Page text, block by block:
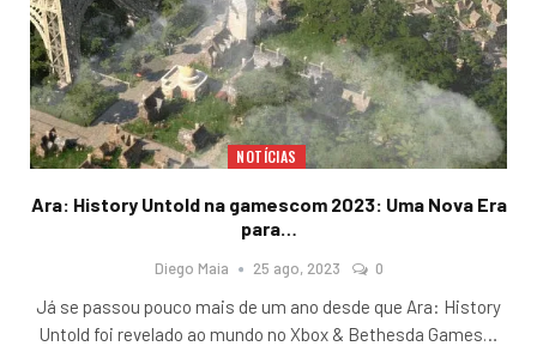
NOTÍCIAS
Ara: History Untold na gamescom 2023: Uma Nova Era
para…
Diego Maia 25 ago, 2023 0
Já se passou pouco mais de um ano desde que Ara: History
Untold foi revelado ao mundo no Xbox & Bethesda Games…